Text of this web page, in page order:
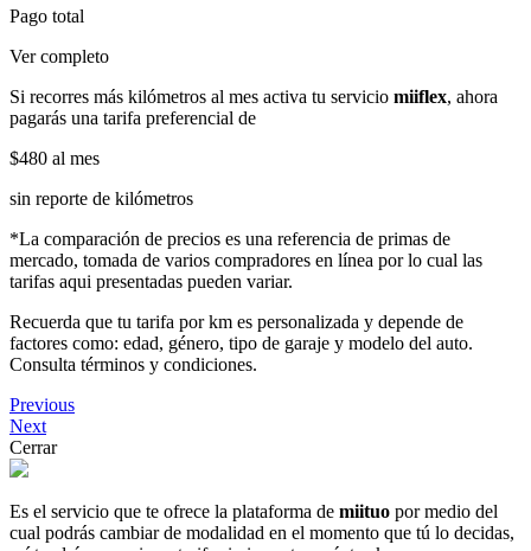
Pago total
Ver completo
Si recorres más kilómetros al mes activa tu servicio miiflex, ahora
pagarás una tarifa preferencial de
$480 al mes
sin reporte de kilómetros
*La comparación de precios es una referencia de primas de
mercado, tomada de varios compradores en línea por lo cual las
tarifas aqui presentadas pueden variar.
Recuerda que tu tarifa por km es personalizada y depende de
factores como: edad, género, tipo de garaje y modelo del auto.
Consulta términos y condiciones.
Previous
Next
Cerrar
Es el servicio que te ofrece la plataforma de miituo por medio del
cual podrás cambiar de modalidad en el momento que tú lo decidas,